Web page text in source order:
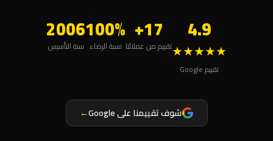
4.9
★
★
★
★
★
تقييم Google
17+
تقييم من عملائنا
100%
نسبة الرضاء
2006
سنة التأسيس
شوف تقييمنا على Google ←